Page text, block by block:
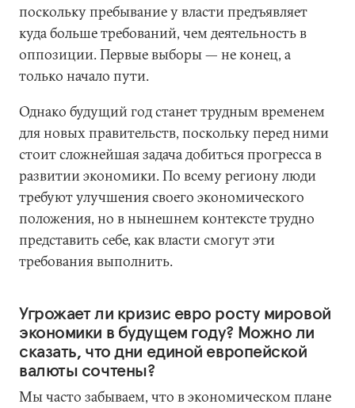
поскольку пребывание у власти предъявляет
куда больше требований, чем деятельность в
оппозиции. Первые выборы — не конец, а
только начало пути.
Однако будущий год станет трудным временем
для новых правительств, поскольку перед ними
стоит сложнейшая задача добиться прогресса в
развитии экономики. По всему региону люди
требуют улучшения своего экономического
положения, но в нынешнем контексте трудно
представить себе, как власти смогут эти
требования выполнить.
Угрожает ли кризис евро росту мировой
экономики в будущем году? Можно ли
сказать, что дни единой европейской
валюты сочтены?
Мы часто забываем, что в экономическом плане